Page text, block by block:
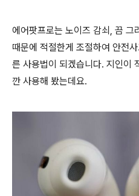
에어팟프로는 노이즈 감쇠, 끔 그
때문에 적절한게 조절하여 안전
른 사용법이 되겠습니다. 지인이
깐 사용해 봤는데요.